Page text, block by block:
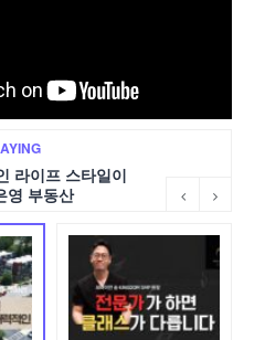
라이프 스타일이
영 부동산